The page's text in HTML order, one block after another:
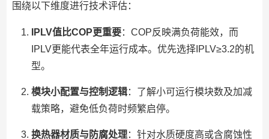
围绕以下维度进行技术评估：
IPLV值比COP更重要：COP反映满负荷能效，而
IPLV更能代表全年运行成本。优先选择IPLV≥3.2的机
型。
模块小配置与控制逻辑：了解小可运行模块数及加减
载策略，避免低负荷时频繁启停。
换热器材质与防腐处理：针对水质硬度高或含腐蚀性